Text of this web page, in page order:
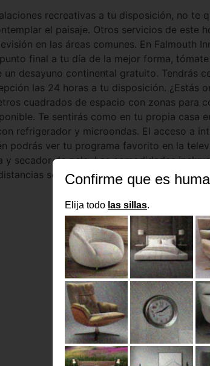
recreativas a tu disposición, no te
el paisaje. Otros servicios de este
en las áreas comunes. En Falmouth
final a tu día de la mejor forma,
un desayuno continental gratuito. Tendrás
las 24 horas a tu disposición. ¿Estás
cuadrados de espacio con zonas para
Te sentirás como en tu propia casa
refrigerador y microondas. El acceso a
podrás ver tu programa favorito en la
secador de pelo. Las comodidades
se muestran en números